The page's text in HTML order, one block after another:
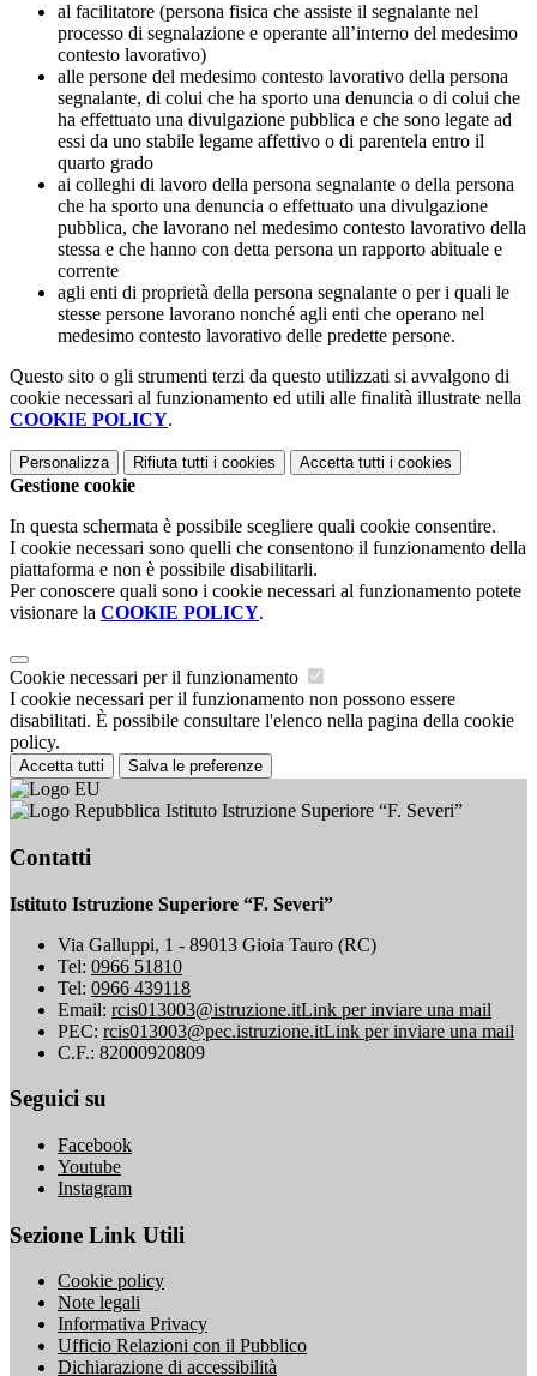
al facilitatore (persona fisica che assiste il segnalante nel
processo di segnalazione e operante all’interno del medesimo
contesto lavorativo)
alle persone del medesimo contesto lavorativo della persona
segnalante, di colui che ha sporto una denuncia o di colui che
ha effettuato una divulgazione pubblica e che sono legate ad
essi da uno stabile legame affettivo o di parentela entro il
quarto grado
ai colleghi di lavoro della persona segnalante o della persona
che ha sporto una denuncia o effettuato una divulgazione
pubblica, che lavorano nel medesimo contesto lavorativo della
stessa e che hanno con detta persona un rapporto abituale e
corrente
agli enti di proprietà della persona segnalante o per i quali le
stesse persone lavorano nonché agli enti che operano nel
medesimo contesto lavorativo delle predette persone.
Questo sito o gli strumenti terzi da questo utilizzati si avvalgono di
cookie necessari al funzionamento ed utili alle finalità illustrate nella
COOKIE POLICY.
Personalizza Rifiuta tutti i cookies Accetta tutti i cookies
Gestione cookie
In questa schermata è possibile scegliere quali cookie consentire.
I cookie necessari sono quelli che consentono il funzionamento della
piattaforma e non è possibile disabilitarli.
Per conoscere quali sono i cookie necessari al funzionamento potete
visionare la COOKIE POLICY.
Cookie necessari per il funzionamento
I cookie necessari per il funzionamento non possono essere
disabilitati. È possibile consultare l'elenco nella pagina della cookie
policy.
Accetta tutti Salva le preferenze
Istituto Istruzione Superiore “F. Severi”
Contatti
Istituto Istruzione Superiore “F. Severi”
Via Galluppi, 1 - 89013 Gioia Tauro (RC)
Tel: 0966 51810
Tel: 0966 439118
Email: rcis013003@istruzione.itLink per inviare una mail
PEC: rcis013003@pec.istruzione.itLink per inviare una mail
C.F.: 82000920809
Seguici su
Facebook
Youtube
Instagram
Sezione Link Utili
Cookie policy
Note legali
Informativa Privacy
Ufficio Relazioni con il Pubblico
Dichiarazione di accessibilità